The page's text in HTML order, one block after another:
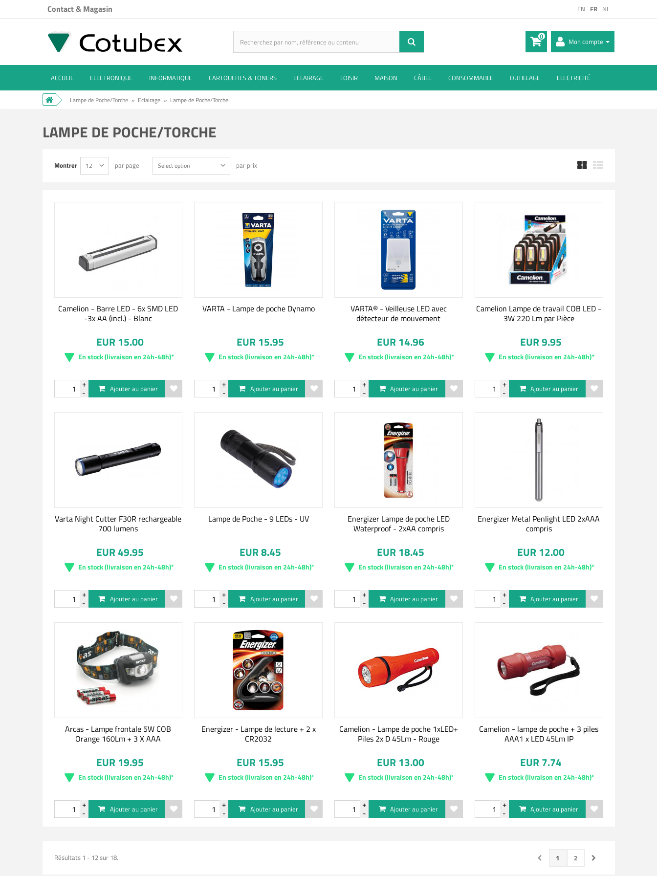
EN FR NL
Contact & Magasin
Mon compte
0
ACCUEIL ELECTRONIQUE INFORMATIQUE CARTOUCHES & TONERS ECLAIRAGE LOISIR MAISON CÂBLE CONSOMMABLE OUTILLAGE ELECTRICITÉ
Lampe de Poche/Torche » Eclairage » Lampe de Poche/Torche
LAMPE DE POCHE/TORCHE
Montrer 12 par page Select option par prix
Camelion - Barre LED - 6x SMD LED
-3x AA (incl.) - Blanc
EUR 15.00
En stock (livraison en 24h-48h)*
Ajouter au panier
VARTA - Lampe de poche Dynamo
EUR 15.95
En stock (livraison en 24h-48h)*
Ajouter au panier
VARTA® - Veilleuse LED avec
détecteur de mouvement
EUR 14.96
En stock (livraison en 24h-48h)*
Ajouter au panier
Camelion Lampe de travail COB LED -
3W 220 Lm par Pièce
EUR 9.95
En stock (livraison en 24h-48h)*
Ajouter au panier
Varta Night Cutter F30R rechargeable
700 lumens
EUR 49.95
En stock (livraison en 24h-48h)*
Ajouter au panier
Lampe de Poche - 9 LEDs - UV
EUR 8.45
En stock (livraison en 24h-48h)*
Ajouter au panier
Energizer Lampe de poche LED
Waterproof - 2xAA compris
EUR 18.45
En stock (livraison en 24h-48h)*
Ajouter au panier
Energizer Metal Penlight LED 2xAAA
compris
EUR 12.00
En stock (livraison en 24h-48h)*
Ajouter au panier
Arcas - Lampe frontale 5W COB
Orange 160Lm + 3 X AAA
EUR 19.95
En stock (livraison en 24h-48h)*
Ajouter au panier
Energizer - Lampe de lecture + 2 x
CR2032
EUR 15.95
En stock (livraison en 24h-48h)*
Ajouter au panier
Camelion - Lampe de poche 1xLED+
Piles 2x D 45Lm - Rouge
EUR 13.00
En stock (livraison en 24h-48h)*
Ajouter au panier
Camelion - lampe de poche + 3 piles
AAA1 x LED 45Lm IP
EUR 7.74
En stock (livraison en 24h-48h)*
Ajouter au panier
1 2
Résultats 1 - 12 sur 18.